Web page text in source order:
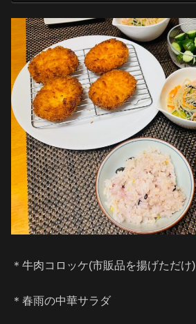
＊牛肉コロッケ(市販品を揚げただけ)
＊春雨の中華サラダ